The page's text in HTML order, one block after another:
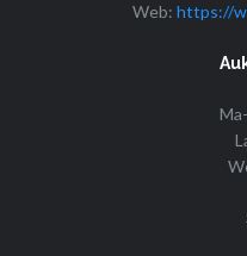
Web: https://